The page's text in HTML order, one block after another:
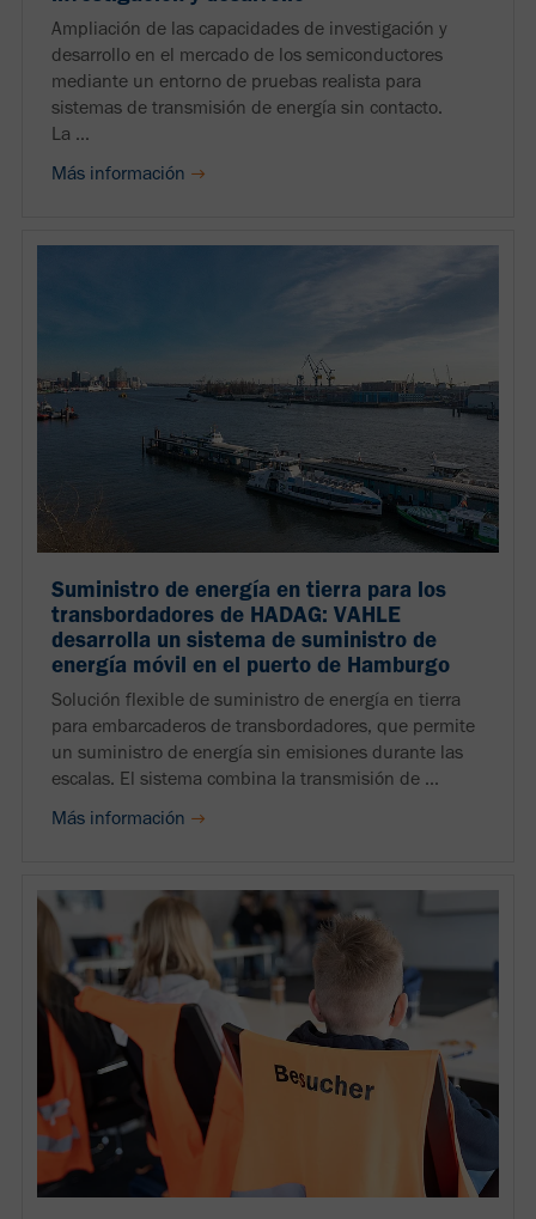
Ampliación de las capacidades de investigación y
desarrollo en el mercado de los semiconductores
mediante un entorno de pruebas realista para
sistemas de transmisión de energía sin contacto.
La ...
Más información
Suministro de energía en tierra para los
transbordadores de HADAG: VAHLE
desarrolla un sistema de suministro de
energía móvil en el puerto de Hamburgo
Solución flexible de suministro de energía en tierra
para embarcaderos de transbordadores, que permite
un suministro de energía sin emisiones durante las
escalas. El sistema combina la transmisión de ...
Más información